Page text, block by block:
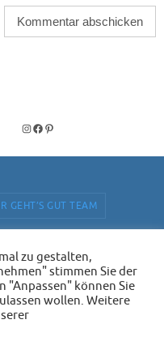
Instagram
Facebook
Pinterest
GEHT’S GUT TEAM
Online und in
zu gestalten,
stimmen Sie der
"Anpassen" können Sie
wollen. Weitere